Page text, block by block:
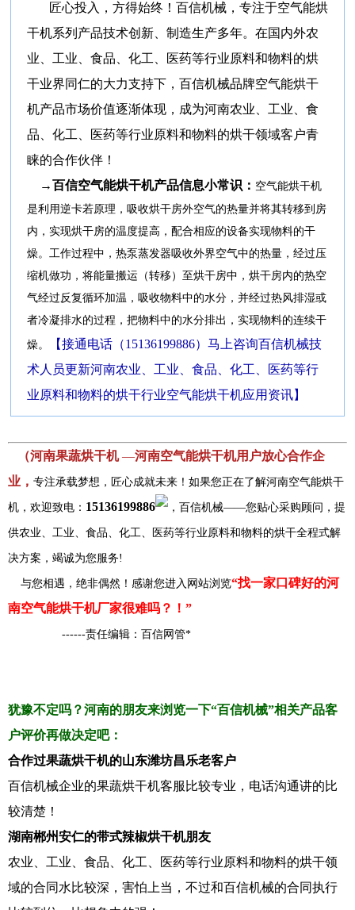
匠心投入，方得始终！百信机械，专注于空气能烘
干机系列产品技术创新、制造生产多年。在国内外农
业、工业、食品、化工、医药等行业原料和物料的烘
干业界同仁的大力支持下，百信机械品牌空气能烘干
机产品市场价值逐渐体现，成为河南农业、工业、食
品、化工、医药等行业原料和物料的烘干领域客户青
睐的合作伙伴！
→百信空气能烘干机产品信息小常识： 空气能烘干机
是利用逆卡若原理，吸收烘干房外空气的热量并将其转移到房
内，实现烘干房的温度提高，配合相应的设备实现物料的干
燥。工作过程中，热泵蒸发器吸收外界空气中的热量，经过压
缩机做功，将能量搬运（转移）至烘干房中，烘干房内的热空
气经过反复循环加温，吸收物料中的水分，并经过热风排湿或
者冷凝排水的过程，把物料中的水分排出，实现物料的连续干
燥。
【接通电话（15136199886）马上咨询百信机械技
术人员更新河南农业、工业、食品、化工、医药等行
业原料和物料的烘干行业空气能烘干机应用资讯】
（河南果蔬烘干机—河南空气能烘干机用户放心合作企
业， 专注承载梦想，匠心成就未来！如果您正在了解河南空气能烘干
机，欢迎致电： 15136199886 ，百信机械——您贴心采购顾问，提
供农业、工业、食品、化工、医药等行业原料和物料的烘干全程式解
决方案，竭诚为您服务!
与您相遇，绝非偶然！感谢您进入网站浏览“找一家口碑好的河
南空气能烘干机厂家很难吗？！”
------责任编辑：百信网管*
犹豫不定吗？河南的朋友来浏览一下“百信机械”相关产品客
户评价再做决定吧：
合作过果蔬烘干机的山东潍坊昌乐老客户
百信机械企业的果蔬烘干机客服比较专业，电话沟通讲的比
较清楚！
湖南郴州安仁的带式辣椒烘干机朋友
农业、工业、食品、化工、医药等行业原料和物料的烘干领
域的合同水比较深，害怕上当，不过和百信机械的合同执行